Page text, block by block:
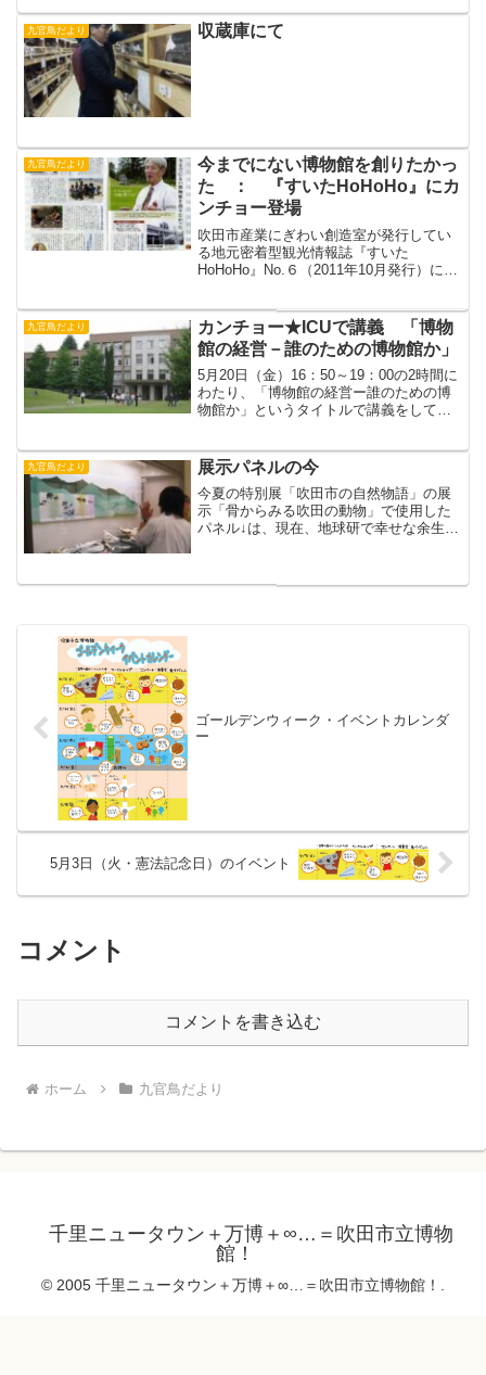
だと言って、あの食文化が専門のＩ先生
と論争してました。理由は親...
九官鳥だより 収蔵庫にて
九官鳥だより
今までにない博物館を創りたかっ
た ： 『すいたHoHoHo』にカ
ンチョー登場
吹田市産業にぎわい創造室が発行してい
る地元密着型観光情報誌『すいた
HoHoHo』No.６（2011年10月発行）にカ
物館に寄せる思いを語っています。自称
「すいは...
九官鳥だより
カンチョー★ICUで講義 「博物
館の経営－誰のための博物館か」
5月20日（金）16：50～19：00の2時間に
わたり、「博物館の経営ー誰のための博
物館か」というタイトルで講義をして頂
て行けるか、と老婆心ながら心配しまし
たが、45名...
九官鳥だより 展示パネルの今
今夏の特別展「吹田市の自然物語」の展
示「骨からみる吹田の動物」で使用した
パネル↓は、現在、地球研で幸せな余生を
ゴールデンウィーク・イベントカレンダ
ー
5月3日（火・憲法記念日）のイベント
コメント
コメントを書き込む
ホーム 九官鳥だより
千里ニュータウン＋万博＋∞…＝吹田市立博物
館！
© 2005 千里ニュータウン＋万博＋∞…＝吹田市立博物館！.